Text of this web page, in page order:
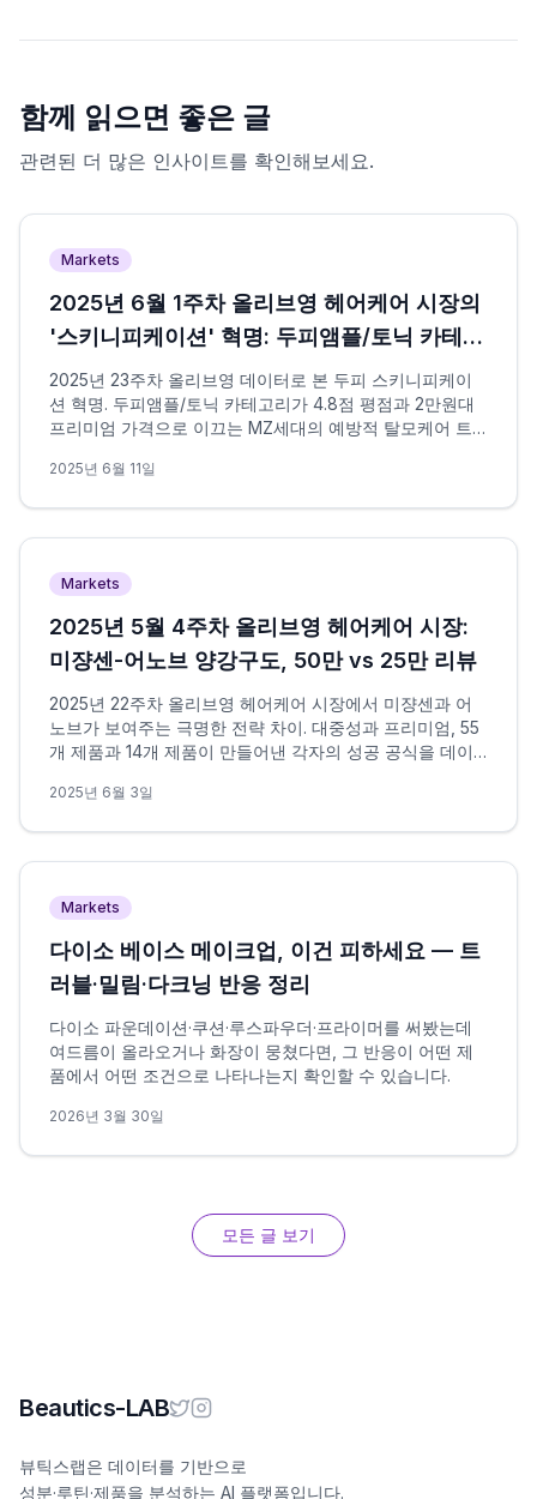
함께 읽으면 좋은 글
관련된 더 많은 인사이트를 확인해보세요.
Markets
2025년 6월 1주차 올리브영 헤어케어 시장의
'스키니피케이션' 혁명: 두피앰플/토닉 카테고
리가 이끄는 예방적 탈모케어 트렌드
2025년 23주차 올리브영 데이터로 본 두피 스키니피케이
션 혁명. 두피앰플/토닉 카테고리가 4.8점 평점과 2만원대
프리미엄 가격으로 이끄는 MZ세대의 예방적 탈모케어 트
2025년 6월 11일
Markets
2025년 5월 4주차 올리브영 헤어케어 시장:
미쟝센-어노브 양강구도, 50만 vs 25만 리뷰
2025년 22주차 올리브영 헤어케어 시장에서 미쟝센과 어
노브가 보여주는 극명한 전략 차이. 대중성과 프리미엄, 55
개 제품과 14개 제품이 만들어낸 각자의 성공 공식을 데이
2025년 6월 3일
Markets
다이소 베이스 메이크업, 이건 피하세요 — 트
러블·밀림·다크닝 반응 정리
다이소 파운데이션·쿠션·루스파우더·프라이머를 써봤는데
여드름이 올라오거나 화장이 뭉쳤다면, 그 반응이 어떤 제
품에서 어떤 조건으로 나타나는지 확인할 수 있습니다.
2026년 3월 30일
모든 글 보기
Beautics-LAB
뷰틱스랩은 데이터를 기반으로
성분·루틴·제품을 분석하는 AI 플랫폼입니다.